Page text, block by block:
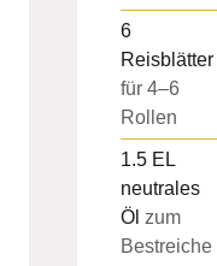
6
Reisblätter
für 4–6
Rollen
1.5 EL
neutrales
Öl zum
Bestreiche